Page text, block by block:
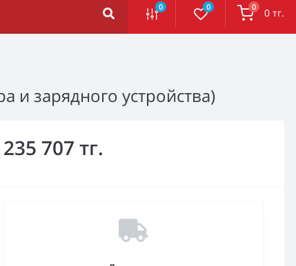
0 0 0 0 тг.
и зарядного устройства)
235 707 тг.